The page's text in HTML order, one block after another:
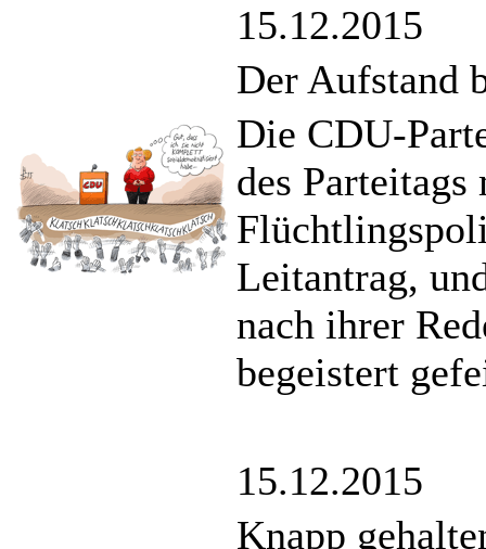
15.12.2015
Der Aufstand
Die CDU-
des
Leitantrag,
nach ihrer
begeistert
15.12.2015
Knapp